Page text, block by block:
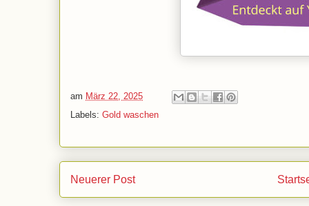
am März 22, 2025
Labels: Gold waschen
Neuerer Post